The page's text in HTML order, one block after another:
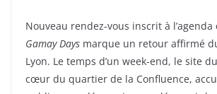
Nouveau rendez-vous inscrit à
Gamay Days marque un retour affirmé
Lyon. Le temps d’un week-end, le site
cœur du quartier de la Confluence,